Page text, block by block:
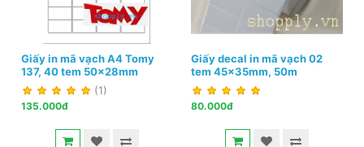
Giấy in mã vạch A4 Tomy
137, 40 tem 50x28mm
(1)
135.000đ
Giấy decal in mã vạch 02
tem 45x35mm, 50m
80.000đ